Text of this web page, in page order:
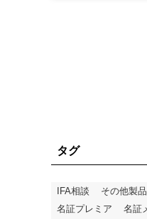
タグ
IFA相談 その他製品
名証プレミア
名証